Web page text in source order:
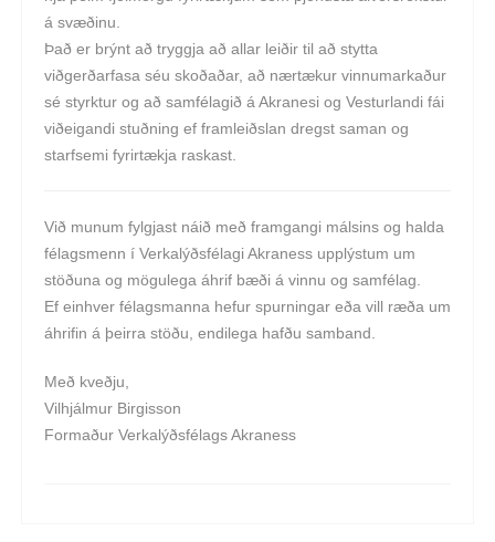
á svæðinu.
Það er brýnt að tryggja að allar leiðir til að stytta
viðgerðarfasa séu skoðaðar, að nærtækur vinnu­markaður
sé styrktur og að samfélagið á Akranesi og Vesturlandi fái
viðeigandi stuðning ef framleiðslan dregst saman og
starfsemi fyrirtækja raskast.
Við munum fylgjast náið með fram­gangi málsins og halda
félagsmenn í Verkalýðsfélagi Akraness upplýstum um
stöðuna og mögulega áhrif bæði á vinnu og samfélag.
Ef einhver félags­manna hefur spurningar eða vill ræða um
áhrifin á þeirra stöðu, endilega hafðu samband.
Með kveðju,
Vilhjálmur Birgisson
Formaður Verkalýðsfélags Akraness